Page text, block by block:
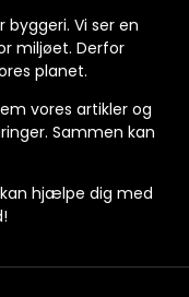
Vi ser en
miljøet. Derfor
planet.
vores artikler og
Sammen kan
kan hjælpe dig med